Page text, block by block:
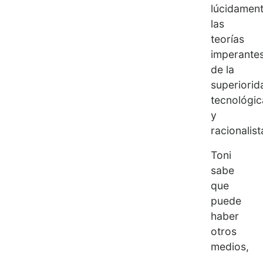
las
teorías
de la
y
Toni
sabe
que
puede
haber
otros
medios,